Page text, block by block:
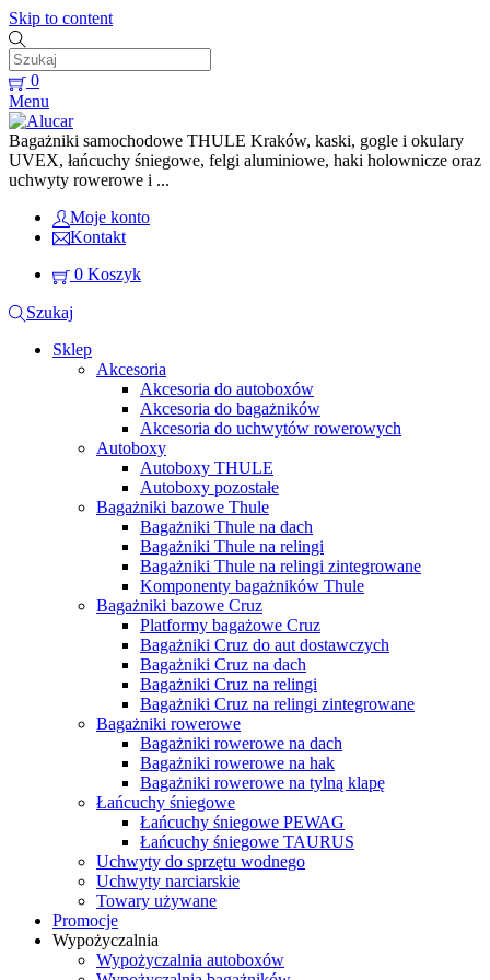
Skip to content
0
Menu
Bagażniki samochodowe THULE Kraków, kaski, gogle i okulary
UVEX, łańcuchy śniegowe, felgi aluminiowe, haki holownicze oraz
uchwyty rowerowe i ...
Moje konto
Kontakt
0 Koszyk
Szukaj
Sklep
Akcesoria
Akcesoria do autoboxów
Akcesoria do bagażników
Akcesoria do uchwytów rowerowych
Autoboxy
Autoboxy THULE
Autoboxy pozostałe
Bagażniki bazowe Thule
Bagażniki Thule na dach
Bagażniki Thule na relingi
Bagażniki Thule na relingi zintegrowane
Komponenty bagażników Thule
Bagażniki bazowe Cruz
Platformy bagażowe Cruz
Bagażniki Cruz do aut dostawczych
Bagażniki Cruz na dach
Bagażniki Cruz na relingi
Bagażniki Cruz na relingi zintegrowane
Bagażniki rowerowe
Bagażniki rowerowe na dach
Bagażniki rowerowe na hak
Bagażniki rowerowe na tylną klapę
Łańcuchy śniegowe
Łańcuchy śniegowe PEWAG
Łańcuchy śniegowe TAURUS
Uchwyty do sprzętu wodnego
Uchwyty narciarskie
Towary używane
Promocje
Wypożyczalnia
Wypożyczalnia autoboxów